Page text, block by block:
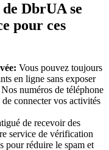
DbrUA se
pour ces
Vous pouvez toujours
en ligne sans exposer
numéros de téléphone
connecter vos activités
de recevoir des
service de vérification
pour réduire le spam et